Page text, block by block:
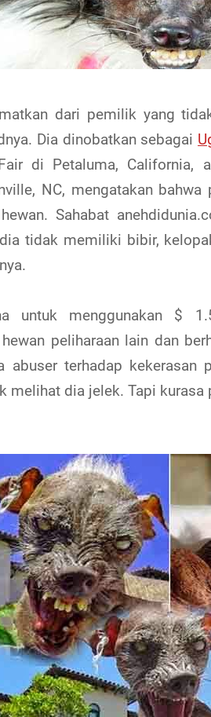
dari pemilik yang
Dia dinobatkan sebagai
di Petaluma,
NC, mengatakan
Sahabat
tidak memiliki bibir,
untuk menggunakan $
peliharaan lain dan
abuser terhadap kekerasan
melihat dia jelek. Tapi